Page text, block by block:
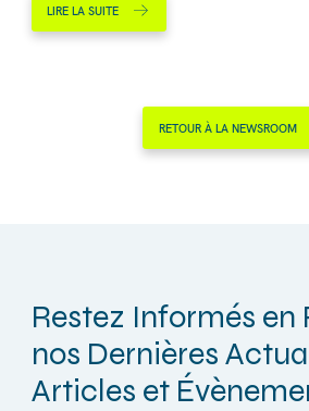
LIRE LA SUITE
RETOUR À LA NEWSROOM
Restez Informés en
nos Dernières
Articles et